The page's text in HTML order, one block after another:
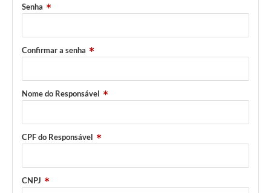
Senha
Confirmar a senha
Nome do Responsável
CPF do Responsável
CNPJ